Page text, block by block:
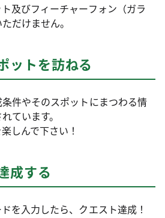
及びフィーチャーフォン（ガラ
だけません。
ットを訪ねる
件やそのスポットにまつわる情
ています。
しんで下さい！
成する
を入力したら、クエスト達成！